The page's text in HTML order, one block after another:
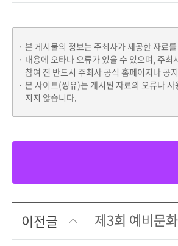
본 게시물의 정보는 주최사가 제공한 자료
내용에 오타나 오류가 있을 수 있으며, 주
참여 전 반드시 주최사 공식 홈페이지나 공
본 사이트(씽유)는 게시된 자료의 오류나
지지 않습니다.
이전글
제3회 예비문